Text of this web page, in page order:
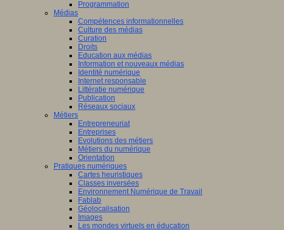
Programmation
Médias
Compétences informationnelles
Culture des médias
Curation
Droits
Education aux médias
Information et nouveaux médias
Identité numérique
Internet responsable
Littératie numérique
Publication
Réseaux sociaux
Métiers
Entrepreneuriat
Entreprises
Evolutions des métiers
Métiers du numérique
Orientation
Pratiques numériques
Cartes heuristiques
Classes inversées
Environnement Numérique de Travail
Fablab
Géolocalisation
Images
Les mondes virtuels en éducation